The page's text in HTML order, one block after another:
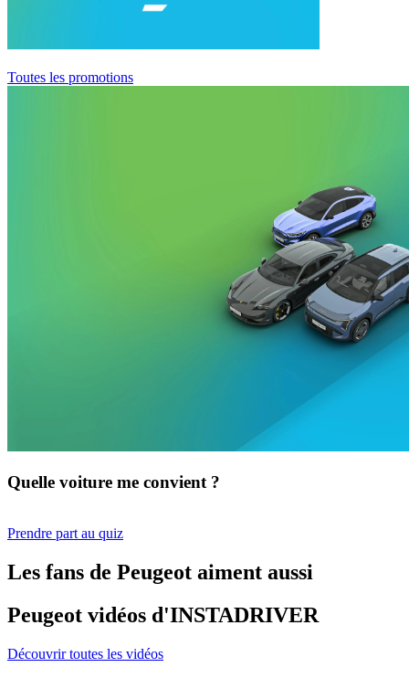
Toutes les promotions
Quelle voiture me convient ?
Prendre part au quiz
Les fans de Peugeot aiment aussi
Peugeot vidéos d'INSTADRIVER
Découvrir toutes les vidéos